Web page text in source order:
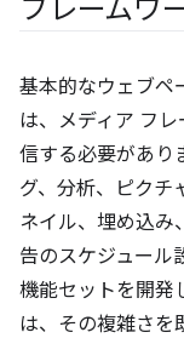
フレームワ
基本的なウェブペ
は、メディア フ
信する必要があり
グ、分析、ピクチ
ネイル、埋め込み
告のスケジュール
機能セットを開発
は、その複雑さを